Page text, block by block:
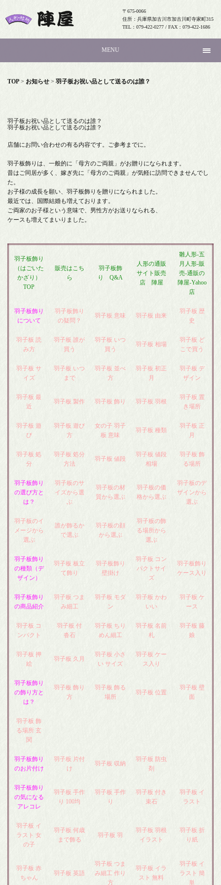
〒675-0066
住所：兵庫県加古川市加古川町寺家町315
TEL：079-422-0277 / FAX：079-422-1686
MENU
TOP > お知らせ > 羽子板お祝い品として送るのは誰？
羽子板お祝い品として送るのは誰？
羽子板お祝い品として送るのは誰？
店舗にお問い合わせの有る内容です。ご参考までに。
羽子板飾りは、一般的に「母方のご両親」がお贈りになられます。
昔はご同居が多く、嫁ぎ先に「母方のご両親」が気軽に訪問できませんでし
た。
お子様の成長を願い、羽子板飾りを贈りになられました。
最近では、国際結婚も増えております。
ご両家のお子様という意味で、男性方がお送りなられる、
ケースも増えてまいりました。
羽子板飾り
（はごいた
かざり）
TOP
販売はこち
ら
羽子板飾
り Q&A
人形の通販
サイト販売
店 陣屋
雛人形-五
月人形-販
売-通販の
陣屋-Yahoo
店
羽子板飾り
について
羽子板飾り
の疑問？
羽子板 意味 羽子板 由来
羽子板 歴
史
羽子板 読
み方
羽子板 誰が
買う
羽子板 いつ
買う
羽子板 相場
羽子板 ど
こで買う
羽子板 サ
イズ
羽子板 いつ
まで
羽子板 並べ
方
羽子板 初正
月
羽子板 デ
ザイン
羽子板 最
近
羽子板 製作 羽子板 飾り 羽子板 羽根
羽子板 置
き場所
羽子板 遊
び
羽子板 遊び
方
女の子 羽子
板 意味
羽子板 種類
羽子板 正
月
羽子板 処
分
羽子板 処分
方法
羽子板 値段
羽子板 値段
相場
羽子板 飾
る場所
羽子板飾り
の選び方と
は？
羽子板のサ
イズから選
ぶ
羽子板の材
質から選ぶ
羽子板の価
格から選ぶ
羽子板のデ
ザインから
選ぶ
羽子板のイ
メージから
選ぶ
誰が飾るか
で選ぶ
羽子板の顔
から選ぶ
羽子板の飾
る場所から
選ぶ
羽子板飾り
の種類（デ
ザイン）
羽子板 板立
て飾り
羽子板飾り
壁掛け
羽子板 コン
パクトサイ
ズ
羽子板飾り
ケース入り
羽子板飾り
の商品紹介
羽子板 つま
み細工
羽子板 モダ
ン
羽子板 かわ
いい
羽子板 ケ
ース
羽子板 コ
ンパクト
羽子板 付
沓石
羽子板 ちり
めん細工
羽子板 名前
札
羽子板 藤
娘
羽子板 押
絵
羽子板 久月
羽子板 小さ
い サイズ
羽子板 ケー
ス入り
羽子板飾り
の飾り方と
は？
羽子板 飾り
方
羽子板 飾る
場所
羽子板 位置
羽子板 壁
面
羽子板 飾
る場所 玄
関
羽子板飾り
のお片付け
羽子板 片付
け
羽子板 収納
羽子板 防虫
剤
羽子板飾り
の気になる
アレコレ
羽子板 手作
り 100均
羽子板 手作
り
羽子板 付き
束石
羽子板 イ
ラスト
羽子板 イ
ラスト 女
の子
羽子板 何歳
まで飾る
羽子板 羽
羽子板 羽根
イラスト
羽子板 折
り紙
羽子板 赤
ちゃん
羽子板 英語
羽子板 つま
み細工 作り
方
羽子板 イラ
スト 無料
羽子板 イ
ラスト 簡
単